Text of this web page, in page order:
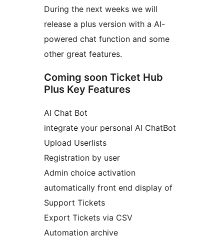
During the next weeks we will
release a plus version with a AI-
powered chat function and some
other great features.
Coming soon Ticket Hub
Plus Key Features
AI Chat Bot
integrate your personal AI ChatBot
Upload Userlists
Registration by user
Admin choice activation
automatically front end display of
Support Tickets
Export Tickets via CSV
Automation archive